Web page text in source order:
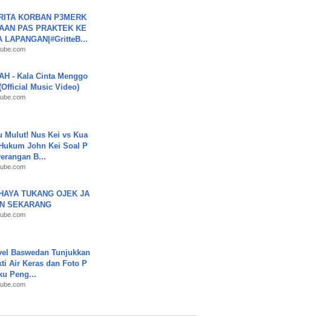
KORBAN P3MERK
PAS PRAKTEK KE
LAPANGAN|#GritteB...
- Kala Cinta Menggo
Music Video)
Mulut! Nus Kei vs Kua
John Kei Soal P
B...
TUKANG OJEK JA
SEKARANG
Baswedan Tunjukkan
Air Keras dan Foto P
Peng...